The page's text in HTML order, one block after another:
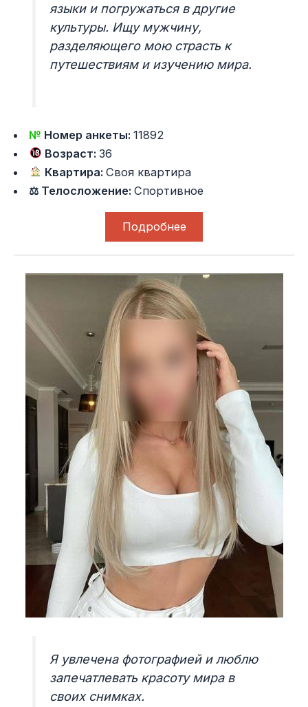
языки и погружаться в другие
культуры. Ищу мужчину,
разделяющего мою страсть к
путешествиям и изучению мира.
№ Номер анкеты:11892
Возраст:36
Квартира:Своя квартира
⚖ Телосложение:Спортивное
Подробнее
Я увлечена фотографией и люблю
запечатлевать красоту мира в
своих снимках.